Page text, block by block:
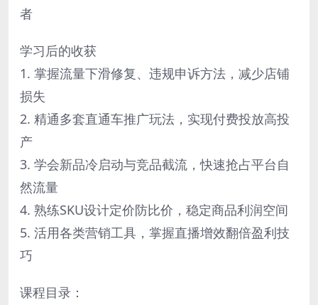
者
学习后的收获
1. 掌握流量下滑修复、违规申诉方法，减少店铺
损失
2. 精通多套直通车推广玩法，实现付费投放高投
产
3. 学会新品冷启动与竞品截流，快速抢占平台自
然流量
4. 熟练SKU设计定价防比价，稳定商品利润空间
5. 活用各类营销工具，掌握直播增效翻倍盈利技
巧
课程目录：